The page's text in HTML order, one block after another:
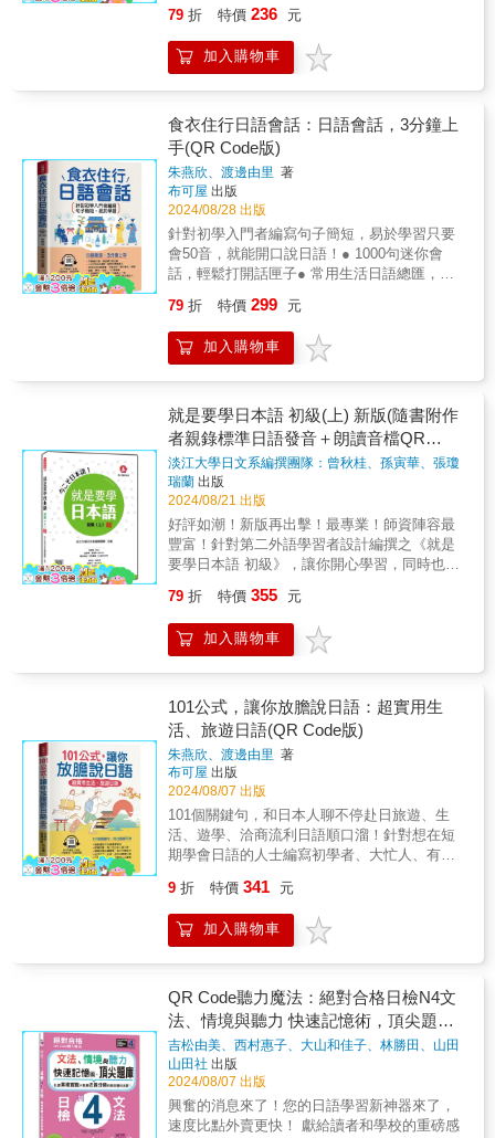
う」擁有一種不可言喻的美麗聲響。不管是到
然要表示感謝。◆但是請對方幫忙，但對方無
能為力，也別忘了說一聲：はありがとうござ
いました。（謝謝你。）◆二句日語行遍日本
您只要學會這二句日語：「ありがとう」（謝
謝。）和いくら？（多少錢？） 就可以行遍日
本、買遍日本，一個人勇闖日本，也不怕。
【附贈免費QR Code線上MP3音檔】爲了使讀
者學習最正確的發音、語調，本書的外師標準
錄音，以「免費QR Code線上MP3音檔」，呈
現給讀者，行動學習，即掃即聽。精質的線上
MP3，由日本專業播音員親自錄音，配合線上
MP3反覆練習，自然可學到一口標準正確的日
常清楚又明瞭。我目前也算是初學者階段，大
部分都可以理解，而且畫面清楚明白，真的不
推不行。@mingkung2228：博客來已經買好二
本書了。目前還在學第一本的動詞變化，搭配
口語第二集來看，真的會學很快。
@YHWUFamily：老師您好，我已經看了您的
教學影片兩個月左右，也買了您出的書，受益
良多！真的從零開始學，天天聽您教的影片，
慢慢有印象該怎麼說。
@Wonderland_Hayato：尊敬的井上老師，您
好！到前日才有幸知您的教學影片，當天已線
上訂購您教學著作二本，也藉此向您表達誠摯
感謝。老師無私地提供無差別而免付費的教
學、卻有如此用心而豐采的內容、熱情專業的
教授，讓人在未來學習日文之路，已先獲得更
多信心和期待。對有心想學的人，真是福音。
祝井上老師事事順利，身體健康！謝謝。
@user-rb1oq3fo1n：感謝老師分享，很有幫
聖人，日本教育部應該頒獎給他。在外要收費
的東西，直接免費分享。@user-rq7hf5xe8c：
十分感謝井上老師的教導。很棒的影片，口齒
清晰講解容易理解，井上老師的教材好懂又易
看，而且還是純正日本人發音，受益良多。感
謝井上老師的分享。@strawberry8526：超級喜
歡井上先生，教學方式太棒了！竟然出新教材
了好棒一定會再購買。@kiki1123456：謝謝老
師無私分享。多年沒碰日文的我都是靠老師影
片慢慢複習，還學到許多之前沒學過的文法，
YouTube經營日語教學頻道，目前已經累積了
文」系列是我根據十多年的日文教學經驗，針
對完全沒有學過日文的中文讀者所設計的影片
課程。本課程第一集從五十音開始教起，涵蓋
重要的口語對話練習。第三集是旅遊日語系列
集結，包含了服務業最常用的尊敬語與謙讓語
教學。很高興這個系列上線一年多就收到許多
自學者的正面迴響並獲得博客來年度語言排行
榜暢銷書。這本書就是這套影音課程精心編排
的全部講義。很高興你翻開了這套書籍，那麼
也打開影片，我們就開始上課囉。井上老師的
YouTube 專屬免費影片課程【從零開始學日
https://youtu.be/iKXyP0nWFwg?si=VS-
9_U0hS8yWznx9第二集日常對話練習篇660分
鐘影片：https://youtu.be/NSJQGvtmPeo?
si=3XsCkDyRY7vbUdG3第三集旅遊日語篇500
分鐘影片：https://www.youtube.com/watch?
v=C_rhUEDXG44
學習，實力大躍進！ 困惑？明明每個字都
懂，為何合起來就摸不著頭緒？無感？中文翻
譯過來意思一樣，卻總是感覺不對勁？別擔
讓您的學習動力滿滿，直達高分！ 還在用
過時的文法應付日常對話？考試選項像四胞胎
一樣讓您困惑不已？丟分丟到心痛？中文記憶
文法，一遇到相似的就崩潰？ 現在就改
變！高效學習，秒殺考試，日語高手黨！
每天只需10分鐘，進步看得見： ⫷表達情
境大師：把日常對話變成文法練習，輕鬆成為
應用高手！ 根據N5考試設計，全面涵蓋各
種文法機能，從表達要求、授受，到原因、時
間表現，讓生硬的文法自然融入生活，像喝水
力來畫出文法的使用場景，讓大腦的「核心肌
群」動起來 日檢重視的是“交流中的活用”
——我們不僅僅是學文法，而是學會在實際生
到這些文法，這是記憶最牢固的方式！ ⫷
文法掃蕩：文法的兄弟姊妹比一比，一次搞定
那些容易混淆的相似文法 針對日檢考試，
我們整理了與主題相關的擴展文法，對比它們
的相似點和不同點，一次性掌握大量文法，讓
您在考前輕鬆衝刺，穩拿高分！ ⫷知識速
攻包：關鍵詞精華膠囊＋同級例句解鎖，全面
速功 最精華的解說，搭配同級詞彙撰寫的
別死記硬背，全面提升日檢技能！ ⫷學完
不是普通的復習，而是“回憶訓練”——從記憶到
實戰的完美過渡。“學習→測驗”，讓您牢記新知
識，學習效果加倍，讓知識穩穩扎根在腦海
中！ ⫷碎片時間速學法：學日語，不再找
藉口！每單元兩頁，碎片時間也能高效利
用！ 無論是睡前的小點心，還是通勤路上
的快速充電，只需10分鐘，輕鬆完成一課，讓
您的日語學習既簡單又高效！ ⫷隨身辭
典：忘了就查，學習無阻礙！50音順的金鑰索
引，查找變得超便捷！ 每當您需要，只要
翻一翻，即刻找到您要的單字，隨查隨學，讓
您的學習效率大大提升，再也不怕記憶有障
礙！ ⫷聽力強化神器：隨時隨地，掃碼即
聽！用線上音檔提升聽力！ 聽力是日檢的
致勝法寶。每天反覆聆聽，讓單字深深印在腦
海中，增強記憶，讓您的日語聽得清、說得
記憶法則！ 讀者真心話：“零碎文法太難
記，綁在一起記效果驚人！”按照N5考試內容，
本書將文法按疑問詞、形容詞、時間變化等機
能分類，讓您一次掌握所有生活中大大小小的
文法！細微差異對比，讓您一次搞懂相似用
法，不再混淆。 遇到類似情境時，大腦自
動觸發連鎖記憶，迅速激活一整串相關文法。
79 折 特價 236 元
加入購物車
食衣住行日語會話：日語會話，3分鐘上
手(QR Code版)
朱燕欣、渡邊由里 著
布可屋 出版
2024/08/28 出版
針對初學入門者編寫句子簡短，易於學習只要
會50音，就能開口說日語！● 1000句迷你會
話，輕鬆打開話匣子● 常用生活日語總匯，句
型，一口氣學會● 立刻擁有N3~N5程度，日語
高人一等● 寫給學過多年日文，還是不敢開口
說日語的人● 日語會話，3分鐘上手！【世界最
在日本、留學、打工、生活，親身體驗，以及
和日籍專業人士綜合研究所得，並加以實證之
下，精心挑選九十個實況情境而成的。本書打
破了所謂「三不、三浪」的傳統教材，利用最
新訊息及題材，讓您一開口說的，就是正統道
地的日語。想要成功學好日語的秘訣，最好能
到當地觀光、留學等，實際生活一段時間，整
個日本就像一個活動教室，完全沈浸在日語的
環境中，學習效果最佳。【本書特色】◆本書
特點就是句型簡短，又是日本人常用的生活日
門者編寫，讓初學者進步神速，就像卜派吃到
菠菜一樣，功力大增。◆想確實學好日語，不
須猛背文法，只要從模仿簡單會話開始就可以
不易理解的話，那只是「三浪」：浪費金錢、
浪費時間、浪費精力罷了。◆本書句型簡短、
易於理解；配合日本當今社會現況，從中亦可
學到日本現有文化風俗習慣、及應對進退的禮
節習慣。【內容重點】本書囊括在日本二十四
小時生活中，所有食、衣、住、行會話內容，
完全融入日本語環境。無論是喜慶宴會的儀式
禮法，或是親子、夫婦間的對話，都可以深切
的應對方式，和一般赴日求學、出差、生活人
贈免費QR Code線上MP3音檔】爲了使讀者學
習最正確的發音、語調，本書的外師標準錄
音，以「免費QR Code線上MP3音檔」，呈現
給讀者，行動學習，即掃即聽。精質的線上
MP3，由日本專業播音員親自錄音，配合線上
MP3反覆練習，自然可學到一口標準正確的日
語發音、語調，輕輕鬆鬆就把日語學好，無論
自學、教學、旅遊、上班、求職、經商、考
察、遊學、留學，通通都沒問題。
79 折 特價 299 元
加入購物車
就是要學日本語 初級(上) 新版(隨書附作
者親錄標準日語發音＋朗讀音檔QR
Code)
淡江大學日文系編撰團隊：曾秋桂、孫寅華、張瓊
玲、中村香苗、落合由治、廖育卿、蔡欣吟、蔡佩
青著
瑞蘭 出版
2024/08/21 出版
好評如潮！新版再出擊！最專業！師資陣容最
豐富！針對第二外語學習者設計編撰之《就是
要學日本語 初級》，讓你開心學習，同時也能
豐富教學經驗的日語教學團隊編撰 淡江大
學日本語文學系自1966年成立至今，除了肩負
起為國家培育專業日語人才的責任之外，也負
校開設日文課程。 《就是要學日本語 初
級》乃教學經驗豐富的日本語文學系教師群，
特別針對第二外語學習者設計編撰的初級日語
基礎教材，將引領學習者開心學習，並厚植實
力。 《就是要學日本語 初級》分為上、下
二冊，各冊15課，共計30課。從平假名、片假
名50音圖表、發音練習，以及日常寒暄用語開
始，進入正課學習新日檢N5-N3範圍的文法、句
型、單字。只要跟著本書學習，從日語零基礎
開始，按部就班，必能打下新日檢N3合格的實
礎、最簡單易學的內容 《就是要學日本語
初級（上）》共有15課，從自我介紹、基本名
詞敘述、形容詞形容動詞用法開始，漸進式學
語就是這麼簡單。第1課 私は 張です。第2
課 あれは 私の傘です。第3課 これは ち
ょっと 高いですね。第4課 納豆が 苦手で
す。第5課 料理も おいしかったです。第6
課 バス停は どこに ありますか。第7課
かばんの中に 何が ありますか。第8課 い
つも どこで 買い物しますか。第9課 夕
79 折 特價 355 元
加入購物車
101公式，讓你放膽說日語：超實用生
活、旅遊日語(QR Code版)
朱燕欣、渡邊由里 著
布可屋 出版
2024/08/07 出版
101個關鍵句，和日本人聊不停赴日旅遊、生
活、遊學、洽商流利日語順口溜！針對想在短
期學會日語的人士編寫初學者、大忙人、有心
精選日語必備會話，強化口語能力即學即會，
馬上用日語聊不停！【學好關鍵句，日語輕鬆
開口說】日語是最接近中文的語言，為什麼很
了，其實日語是最接近中文的語言，很多漢
字、發音都和中文很像，如果不學會日語，豈
不十分可惜？本書強調：從生活「最實用」的
會話，開始學起，完全解除繁雜的文法解釋。
以「過目不忘」的直覺式學習法，養成讀者強
烈的日語語感，學會馬上用在日常生活中，讓
讀者很有成就感喔！【本書最大特點】分生活
篇及旅遊篇兩大篇。共分33個單元。是針對想
9 折 特價 341 元
加入購物車
QR Code聽力魔法：絕對合格日檢N4文
法、情境與聽力 快速記憶術，頂尖題庫
(16K＋QR Code 線上音檔)
吉松由美、西村惠子、大山和佳子、林勝田、山田
社日檢題庫小組
山田社 出版
2024/08/07 出版
興奮的消息來了！您的日語學習新神器來了，
速度比點外賣更快！ 獻給讀者和學校的重磅感